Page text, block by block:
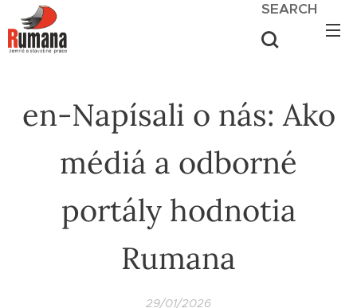
SEARCH
en-Napísali o nás: Ako
médiá a odborné
portály hodnotia
Rumana
29/01/2026